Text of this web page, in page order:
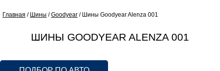
Главная / Шины /Goodyear / Шины Goodyear Alenza 001
ШИНЫ GOODYEAR ALENZA 001